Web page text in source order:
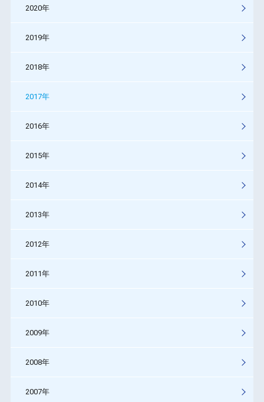
2020年
2019年
2018年
2017年
2016年
2015年
2014年
2013年
2012年
2011年
2010年
2009年
2008年
2007年